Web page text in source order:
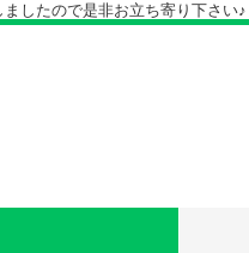
ので是非お立ち寄り下さ